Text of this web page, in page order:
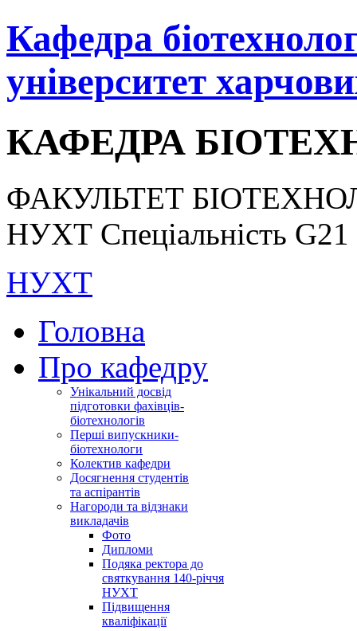
Кафедра
університет
КАФЕДРА
ФАКУЛЬТЕТ
НУХТ Спеціальність G21
НУХТ
Головна
Про кафедру
Унікальний досвід
підготовки фахівців-
біотехнологів
Перші випускники-
біотехнологи
Колектив кафедри
Досягнення студентів
та аспірантів
Нагороди та відзнаки
викладачів
Фото
Дипломи
Подяка ректора до
святкування 140-річчя
НУХТ
Підвищення
кваліфікації